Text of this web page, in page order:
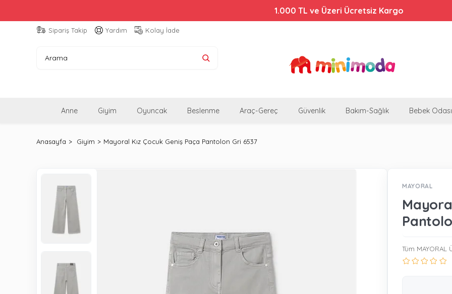
1.000 TL ve Üzeri Ücretsiz Kargo
Sipariş Takip Yardım Kolay İade
Anne Giyim Oyuncak Beslenme Araç-Gereç Güvenlik Bakım-Sağlık Bebek Odası
Anasayfa Giyim Mayoral Kız Çocuk Geniş Paça Pantolon Gri 6537
MAYORAL
Tüm MAYORAL